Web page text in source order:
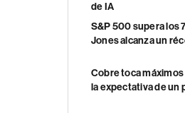
de IA
S&P 500 supera los
Jones alcanza un
Cobre toca
la expectativa de un